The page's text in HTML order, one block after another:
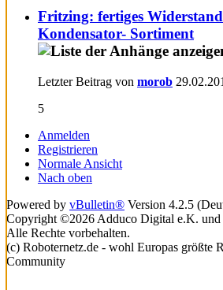
Fritzing: fertiges
Kondensator- Sortiment
Letzter Beitrag von morob
5
Anmelden
Registrieren
Normale Ansicht
Nach oben
Powered by vBulletin® Version 4.2.5
Copyright ©2026 Adduco Digital e.K.
Alle Rechte vorbehalten.
(c) Roboternetz.de - wohl Europas größte
Community